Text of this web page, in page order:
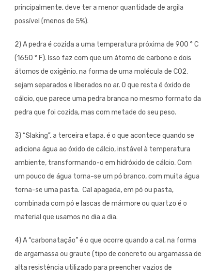
principalmente, deve ter a menor quantidade de argila
possível (menos de 5%).
2) A pedra é cozida a uma temperatura próxima de 900 ° C
(1650 ° F). Isso faz com que um átomo de carbono e dois
átomos de oxigênio, na forma de uma molécula de CO2,
sejam separados e liberados no ar. O que resta é óxido de
cálcio, que parece uma pedra branca no mesmo formato da
pedra que foi cozida, mas com metade do seu peso.
3) “Slaking”, a terceira etapa, é o que acontece quando se
adiciona água ao óxido de cálcio, instável à temperatura
ambiente, transformando-o em hidróxido de cálcio. Com
um pouco de água torna-se um pó branco, com muita água
torna-se uma pasta. Cal apagada, em pó ou pasta,
combinada com pó e lascas de mármore ou quartzo é o
material que usamos no dia a dia.
4) A “carbonatação” é o que ocorre quando a cal, na forma
de argamassa ou graute (tipo de concreto ou argamassa de
alta resistência utilizado para preencher vazios de